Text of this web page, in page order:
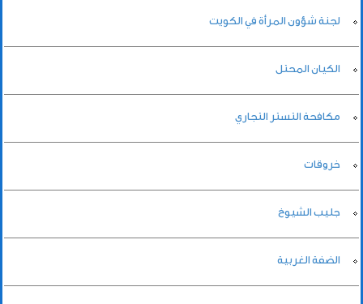
لجنة شؤون المرأة في الكويت
الكيان المحتل
مكافحة التستر التجاري
خروقات
جليب الشيوخ
الضفة الغربية